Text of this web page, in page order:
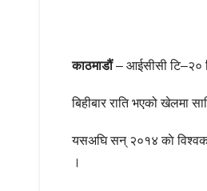
काठमाडौं– आईसीसी टि–२०
बिहीबार राति भएको खेलमा
यसअघि सन् २०१४ काे
।